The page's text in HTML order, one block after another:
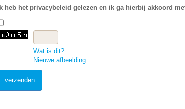
Ik heb het privacybeleid gelezen en ik ga hierbij akkoord
*
Wat is dit?
Nieuwe afbeelding